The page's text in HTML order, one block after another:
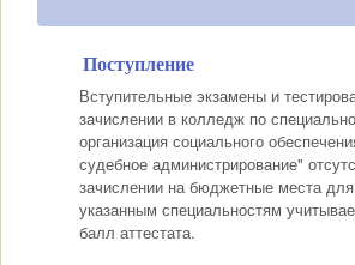
Поступление
Вступительные экзамены и
зачислении в колледж по
организация социального
судебное администрирование"
зачислении на бюджетные места
указанным специальностям
балл аттестата.